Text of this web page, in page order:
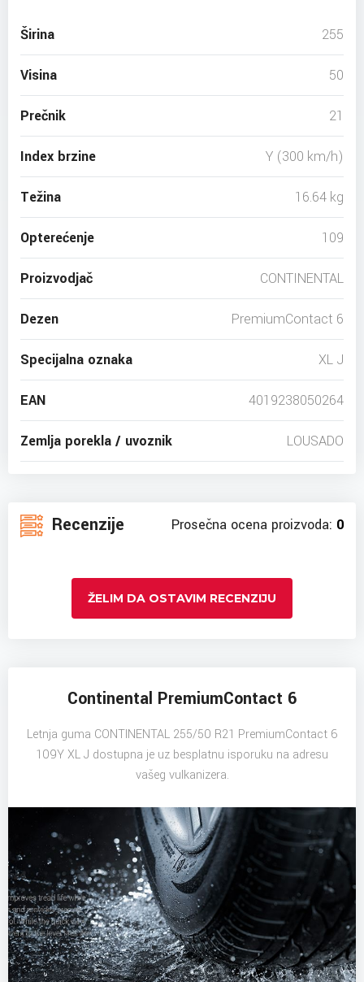
Širina 255
Visina 50
Prečnik 21
Index brzine Y (300 km/h)
Težina 16.64 kg
Opterećenje 109
Proizvodjač CONTINENTAL
Dezen PremiumContact 6
Specijalna oznaka XL J
EAN 4019238050264
Zemlja porekla / uvoznik LOUSADO
Recenzije Prosečna ocena proizvoda: 0
ŽELIM DA OSTAVIM RECENZIJU
Continental PremiumContact 6
Letnja guma CONTINENTAL 255/50 R21 PremiumContact 6
109Y XL J dostupna je uz besplatnu isporuku na adresu
vašeg vulkanizera.